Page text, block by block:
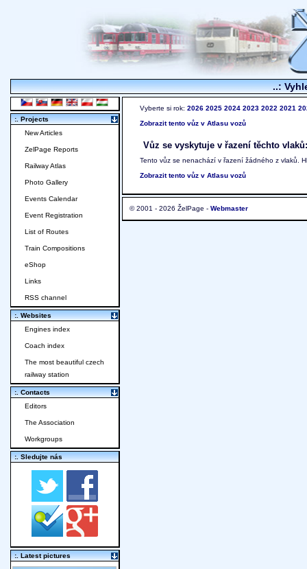
..:
Vyberte si rok: 2026 2025 2024 2023 2022 2021
Zobrazit tento vůz v Atlasu vozů
Vůz se vyskytuje v řazení těchto vlaků:
Tento vůz se nenachází v řazení žádného z vlaků.
Zobrazit tento vůz v Atlasu vozů
© 2001 - 2026 ŽelPage - Webmaster
:. Projects
New Articles
ZelPage Reports
Railway Atlas
Photo Gallery
Events Calendar
Event Registration
List of Routes
Train Compositions
eShop
Links
RSS channel
:. Websites
Engines index
Coach index
The most beautiful czech
railway station
:. Contacts
Editors
The Association
Workgroups
:. Sledujte nás
:. Latest pictures